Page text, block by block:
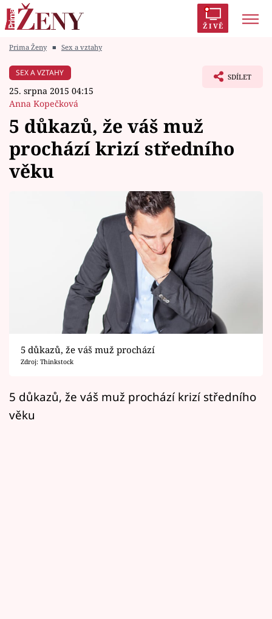
ŽIVĚ
Módní alarm
Témata
Celebrity
Horoskopy
Sledujte prima+
Filmový festival Karlovy Vary
Pořady
Mámy sobě
Prima Ženy ■ Sex a vztahy
SEX A VZTAHY
25. srpna 2015 04:15
Anna Kopečková
SDÍLET
5 důkazů, že váš muž
prochází krizí středního
věku
5 důkazů, že váš muž prochází
Zdroj: Thinkstock
5 důkazů, že váš muž prochází krizí středního
věku